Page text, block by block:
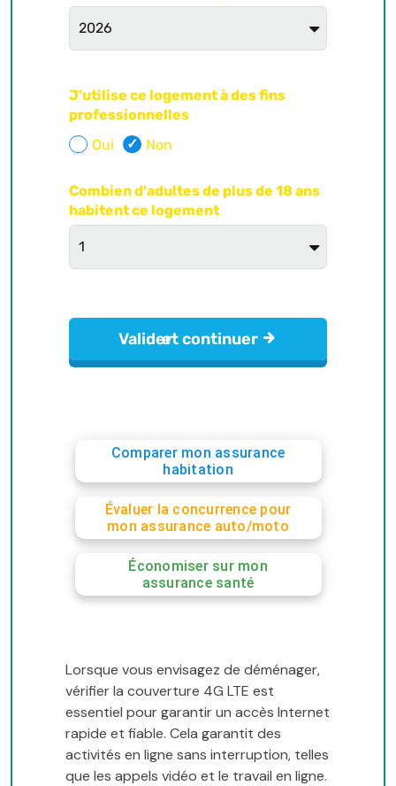
Comparer mon assurance
habitation
Évaluer la concurrence pour
mon assurance auto/moto
Économiser sur mon
assurance santé
Lorsque vous envisagez de déménager,
vérifier la couverture 4G LTE est
essentiel pour garantir un accès Internet
rapide et fiable. Cela garantit des
activités en ligne sans interruption, telles
que les appels vidéo et le travail en ligne.